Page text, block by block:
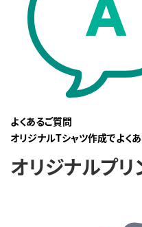
よくあるご質問
オリジナルTシャツ作成でよく
オリジナルプリ